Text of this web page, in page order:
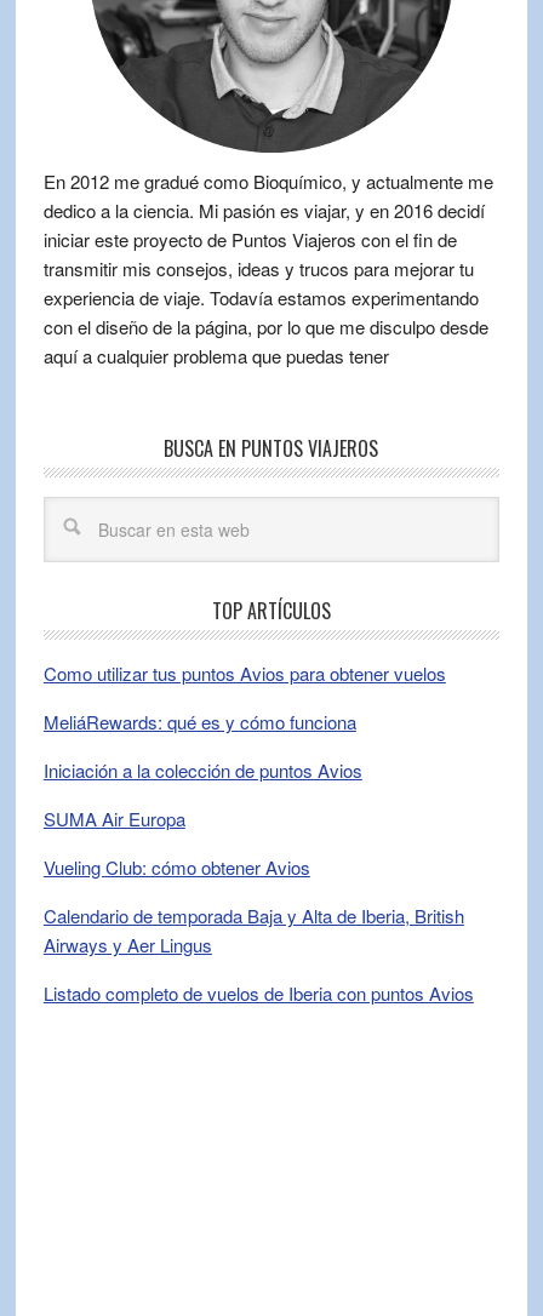
En 2012 me gradué como Bioquímico, y actualmente me
dedico a la ciencia. Mi pasión es viajar, y en 2016 decidí
iniciar este proyecto de Puntos Viajeros con el fin de
transmitir mis consejos, ideas y trucos para mejorar tu
experiencia de viaje. Todavía estamos experimentando
con el diseño de la página, por lo que me disculpo desde
aquí a cualquier problema que puedas tener
BUSCA EN PUNTOS VIAJEROS
TOP ARTÍCULOS
Como utilizar tus puntos Avios para obtener vuelos
MeliáRewards: qué es y cómo funciona
Iniciación a la colección de puntos Avios
SUMA Air Europa
Vueling Club: cómo obtener Avios
Calendario de temporada Baja y Alta de Iberia, British
Airways y Aer Lingus
Listado completo de vuelos de Iberia con puntos Avios